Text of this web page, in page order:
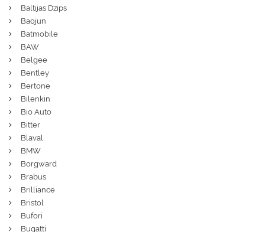
Baltijas Dzips
Baojun
Batmobile
BAW
Belgee
Bentley
Bertone
Bilenkin
Bio Auto
Bitter
Blaval
BMW
Borgward
Brabus
Brilliance
Bristol
Bufori
Bugatti